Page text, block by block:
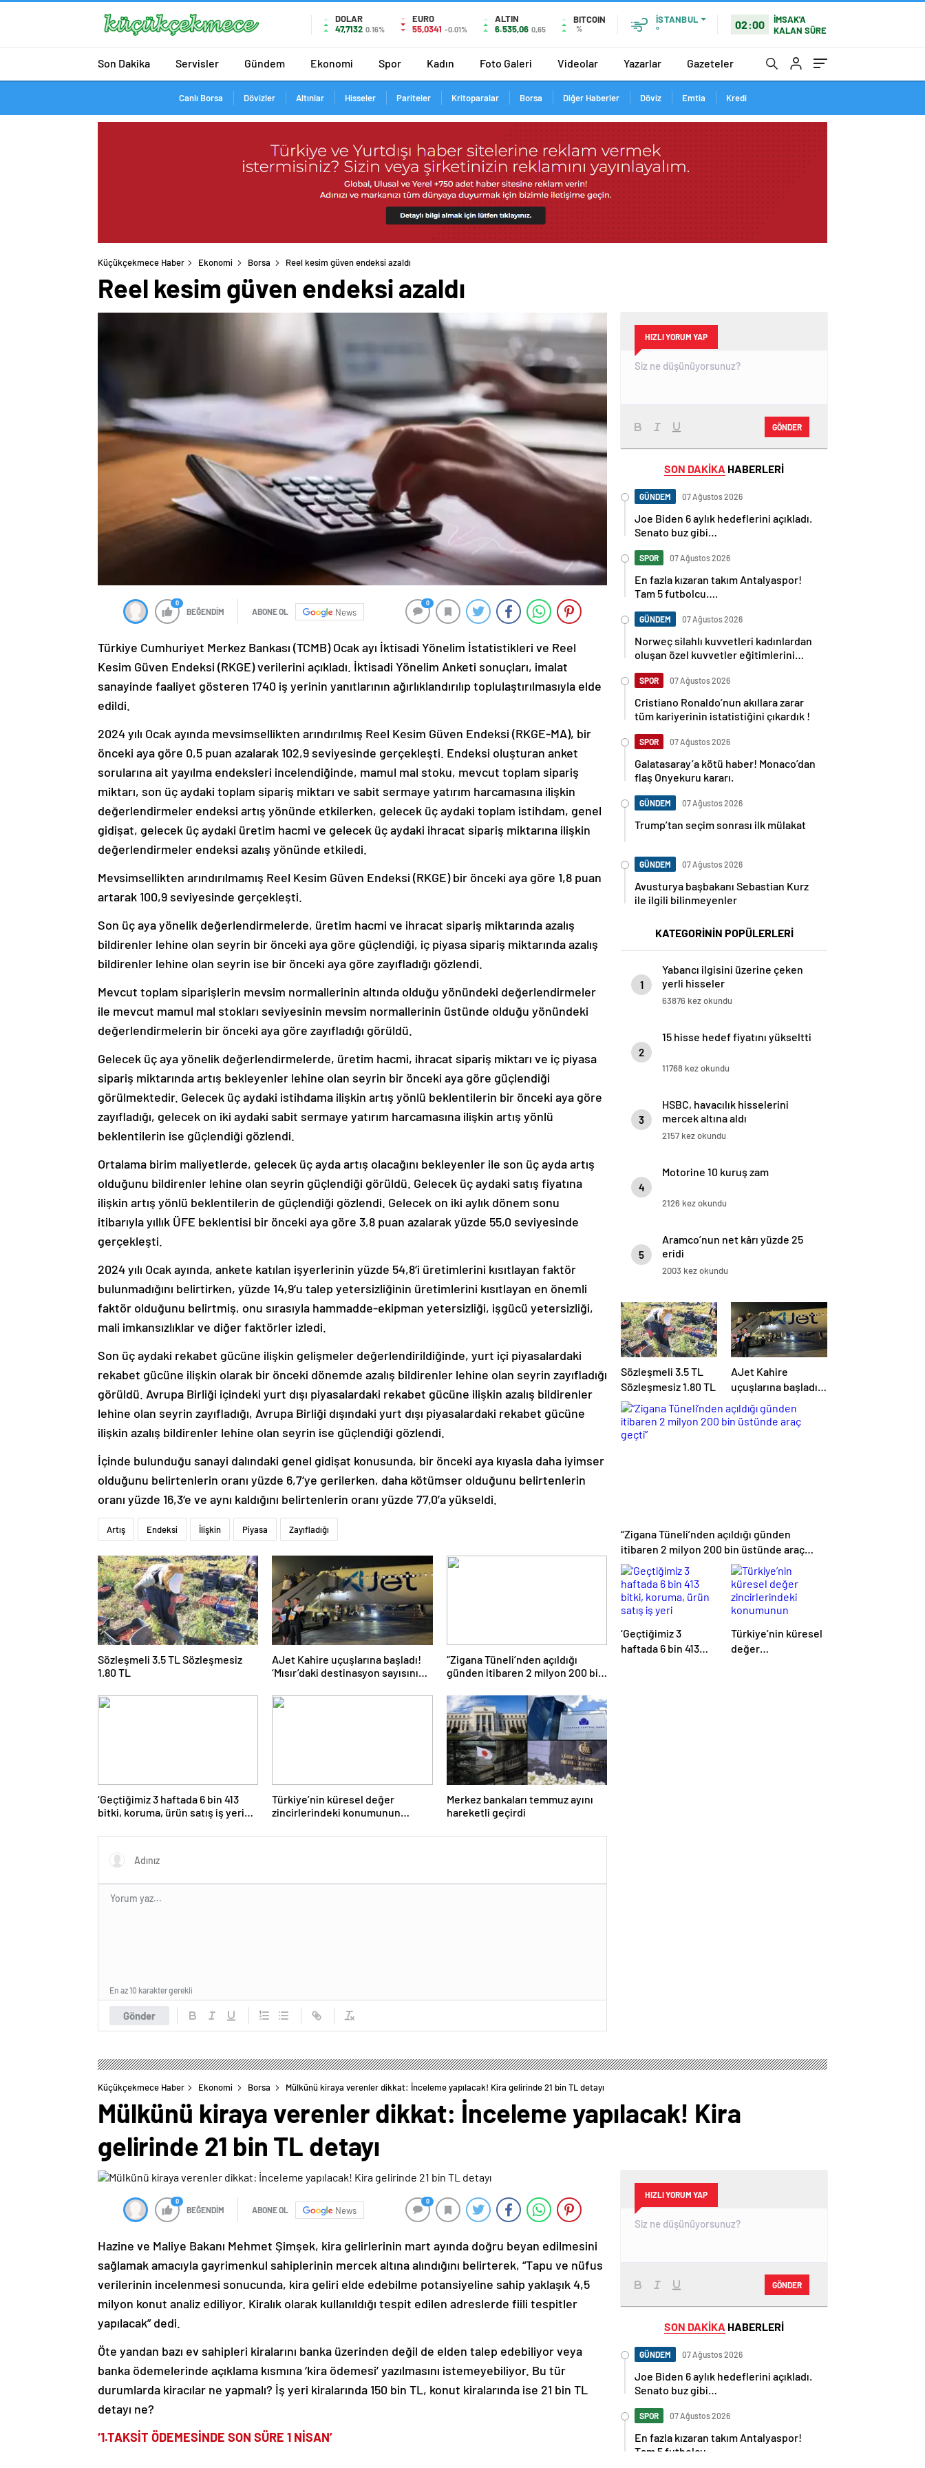
DOLAR
47,7132 0.16%
EURO
55,0341 -0.01%
ALTIN
6.535,06 0,65
BITCOIN
%
İSTANBUL
°
02:00
İMSAK'A
KALAN SÜRE
Son Dakika Servisler Gündem Ekonomi Spor Kadın Foto Galeri Videolar Yazarlar Gazeteler
Canlı Borsa Dövizler Altınlar Hisseler Pariteler Kritoparalar Borsa Diğer Haberler Döviz Emtia Kredi
Küçükçekmece Haber Ekonomi Borsa Reel kesim güven endeksi azaldı
Reel kesim güven endeksi azaldı
0
BEĞENDİM ABONE OL News
0
Türkiye Cumhuriyet Merkez Bankası (TCMB) Ocak ayı İktisadi Yönelim İstatistikleri ve Reel
Kesim Güven Endeksi (RKGE) verilerini açıkladı. İktisadi Yönelim Anketi sonuçları, imalat
sanayinde faaliyet gösteren 1740 iş yerinin yanıtlarının ağırlıklandırılıp toplulaştırılmasıyla elde
edildi.
2024 yılı Ocak ayında mevsimsellikten arındırılmış Reel Kesim Güven Endeksi (RKGE-MA), bir
önceki aya göre 0,5 puan azalarak 102,9 seviyesinde gerçekleşti. Endeksi oluşturan anket
sorularına ait yayılma endeksleri incelendiğinde, mamul mal stoku, mevcut toplam sipariş
miktarı, son üç aydaki toplam sipariş miktarı ve sabit sermaye yatırım harcamasına ilişkin
değerlendirmeler endeksi artış yönünde etkilerken, gelecek üç aydaki toplam istihdam, genel
gidişat, gelecek üç aydaki üretim hacmi ve gelecek üç aydaki ihracat sipariş miktarına ilişkin
değerlendirmeler endeksi azalış yönünde etkiledi.
Mevsimsellikten arındırılmamış Reel Kesim Güven Endeksi (RKGE) bir önceki aya göre 1,8 puan
artarak 100,9 seviyesinde gerçekleşti.
Son üç aya yönelik değerlendirmelerde, üretim hacmi ve ihracat sipariş miktarında azalış
bildirenler lehine olan seyrin bir önceki aya göre güçlendiği, iç piyasa sipariş miktarında azalış
bildirenler lehine olan seyrin ise bir önceki aya göre zayıfladığı gözlendi.
Mevcut toplam siparişlerin mevsim normallerinin altında olduğu yönündeki değerlendirmeler
ile mevcut mamul mal stokları seviyesinin mevsim normallerinin üstünde olduğu yönündeki
değerlendirmelerin bir önceki aya göre zayıfladığı görüldü.
Gelecek üç aya yönelik değerlendirmelerde, üretim hacmi, ihracat sipariş miktarı ve iç piyasa
sipariş miktarında artış bekleyenler lehine olan seyrin bir önceki aya göre güçlendiği
görülmektedir. Gelecek üç aydaki istihdama ilişkin artış yönlü beklentilerin bir önceki aya göre
zayıfladığı, gelecek on iki aydaki sabit sermaye yatırım harcamasına ilişkin artış yönlü
beklentilerin ise güçlendiği gözlendi.
Ortalama birim maliyetlerde, gelecek üç ayda artış olacağını bekleyenler ile son üç ayda artış
olduğunu bildirenler lehine olan seyrin güçlendiği görüldü. Gelecek üç aydaki satış fiyatına
ilişkin artış yönlü beklentilerin de güçlendiği gözlendi. Gelecek on iki aylık dönem sonu
itibarıyla yıllık ÜFE beklentisi bir önceki aya göre 3,8 puan azalarak yüzde 55,0 seviyesinde
gerçekleşti.
2024 yılı Ocak ayında, ankete katılan işyerlerinin yüzde 54,8‘i üretimlerini kısıtlayan faktör
bulunmadığını belirtirken, yüzde 14,9‘u talep yetersizliğinin üretimlerini kısıtlayan en önemli
faktör olduğunu belirtmiş, onu sırasıyla hammadde-ekipman yetersizliği, işgücü yetersizliği,
mali imkansızlıklar ve diğer faktörler izledi.
Son üç aydaki rekabet gücüne ilişkin gelişmeler değerlendirildiğinde, yurt içi piyasalardaki
rekabet gücüne ilişkin olarak bir önceki dönemde azalış bildirenler lehine olan seyrin zayıfladığı
görüldü. Avrupa Birliği içindeki yurt dışı piyasalardaki rekabet gücüne ilişkin azalış bildirenler
lehine olan seyrin zayıfladığı, Avrupa Birliği dışındaki yurt dışı piyasalardaki rekabet gücüne
ilişkin azalış bildirenler lehine olan seyrin ise güçlendiği gözlendi.
İçinde bulunduğu sanayi dalındaki genel gidişat konusunda, bir önceki aya kıyasla daha iyimser
olduğunu belirtenlerin oranı yüzde 6,7‘ye gerilerken, daha kötümser olduğunu belirtenlerin
oranı yüzde 16,3‘e ve aynı kaldığını belirtenlerin oranı yüzde 77,0’a yükseldi.
Artış Endeksi İlişkin Piyasa Zayıfladığı
Sözleşmeli 3.5 TL Sözleşmesiz
1.80 TL
AJet Kahire uçuşlarına başladı!
‘Mısır’daki destinasyon sayısını
“Zigana Tüneli’nden açıldığı
günden itibaren 2 milyon 200 bin
‘Geçtiğimiz 3 haftada 6 bin 413
bitki, koruma, ürün satış iş yeri
Türkiye’nin küresel değer
zincirlerindeki konumunun
Merkez bankaları temmuz ayını
hareketli geçirdi
Gönder
En az 10 karakter gerekli
HIZLI YORUM YAP
GÖNDER
SON DAKİKA HABERLERİ
GÜNDEM 07 Ağustos 2026
Joe Biden 6 aylık hedeflerini açıkladı.
Senato buz gibi…
SPOR 07 Ağustos 2026
En fazla kızaran takım Antalyaspor!
Tam 5 futbolcu….
GÜNDEM 07 Ağustos 2026
Norweç silahlı kuvvetleri kadınlardan
oluşan özel kuvvetler eğitimlerini
SPOR 07 Ağustos 2026
Cristiano Ronaldo’nun akıllara zarar
tüm kariyerinin istatistiğini çıkardık !
SPOR 07 Ağustos 2026
Galatasaray’a kötü haber! Monaco’dan
flaş Onyekuru kararı.
GÜNDEM 07 Ağustos 2026
Trump’tan seçim sonrası ilk mülakat
GÜNDEM 07 Ağustos 2026
Avusturya başbakanı Sebastian Kurz
ile ilgili bilinmeyenler
KATEGORİNİN POPÜLERLERİ
1
Yabancı ilgisini üzerine çeken
yerli hisseler
63876 kez okundu
2
15 hisse hedef fiyatını yükseltti
11768 kez okundu
3
HSBC, havacılık hisselerini
mercek altına aldı
2157 kez okundu
4
Motorine 10 kuruş zam
2126 kez okundu
5
Aramco’nun net kârı yüzde 25
eridi
2003 kez okundu
Sözleşmeli 3.5 TL
Sözleşmesiz 1.80 TL
AJet Kahire
uçuşlarına başladı!
‘Mısır’daki
destinasyon
“Zigana Tüneli’nden açıldığı günden
itibaren 2 milyon 200 bin üstünde araç
geçti”
‘Geçtiğimiz 3
haftada 6 bin 413
Türkiye’nin küresel
değer
Küçükçekmece Haber Ekonomi Borsa Mülkünü kiraya verenler dikkat: İnceleme yapılacak! Kira gelirinde 21 bin TL detayı
Mülkünü kiraya verenler dikkat: İnceleme yapılacak! Kira
gelirinde 21 bin TL detayı
0
BEĞENDİM ABONE OL News
0
Hazine ve Maliye Bakanı Mehmet Şimşek, kira gelirlerinin mart ayında doğru beyan edilmesini
sağlamak amacıyla gayrimenkul sahiplerinin mercek altına alındığını belirterek, “Tapu ve nüfus
verilerinin incelenmesi sonucunda, kira geliri elde edebilme potansiyeline sahip yaklaşık 4,5
milyon konut analiz ediliyor. Kiralık olarak kullanıldığı tespit edilen adreslerde fiili tespitler
yapılacak” dedi.
Öte yandan bazı ev sahipleri kiralarını banka üzerinden değil de elden talep edebiliyor veya
banka ödemelerinde açıklama kısmına ‘kira ödemesi’ yazılmasını istemeyebiliyor. Bu tür
durumlarda kiracılar ne yapmalı? İş yeri kiralarında 150 bin TL, konut kiralarında ise 21 bin TL
detayı ne?
‘1.TAKSİT ÖDEMESİNDE SON SÜRE 1 NİSAN’
HIZLI YORUM YAP
GÖNDER
SON DAKİKA HABERLERİ
GÜNDEM 07 Ağustos 2026
Joe Biden 6 aylık hedeflerini açıkladı.
Senato buz gibi…
SPOR 07 Ağustos 2026
En fazla kızaran takım Antalyaspor!
Tam 5 futbolcu….